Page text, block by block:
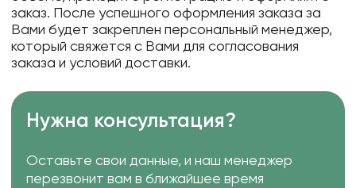
заказ. После успешного оформления заказа за
Вами будет закреплен персональный менеджер,
который свяжется с Вами для согласования
заказа и условий доставки.
Нужна консультация?
Оставьте свои данные, и наш менеджер
перезвонит вам в ближайшее время